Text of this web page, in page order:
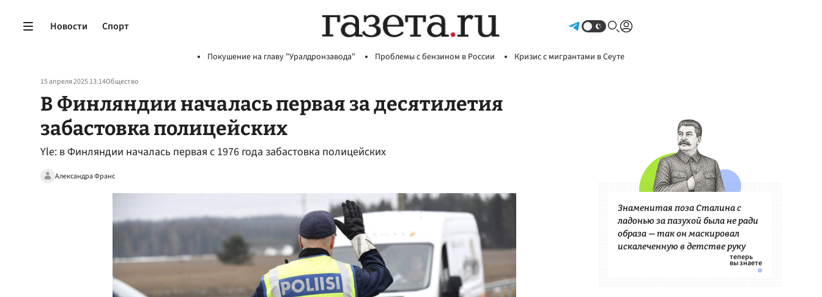
Новости Спорт
Покушение на главу "Уралдронзавода" Проблемы с бензином в России Кризис с мигрантами в Сеуте
15 апреля 2025 13:14Общество
В Финляндии началась первая за десятилетия
забастовка полицейских
Yle: в Финляндии началась первая с 1976 года забастовка полицейских
Александра Франс
Знаменитая поза Сталина с
ладонью за пазухой была не ради
образа — так он маскировал
искалеченную в детстве руку